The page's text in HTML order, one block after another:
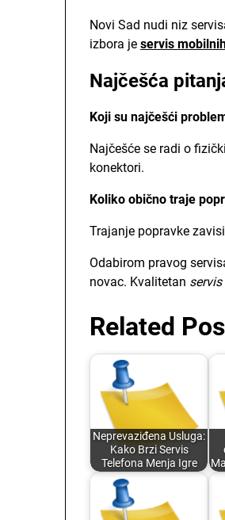
Novi Sad nudi niz
izbora je servis
Najčešća
Koji su najčešći
Najčešće se radi o
konektori.
Koliko obično traje
Trajanje popravke
Odabirom pravog
novac. Kvalitetan
Related
Neprevaziđena Usluga:
Kako Brzi Servis
Telefona Menja Igre